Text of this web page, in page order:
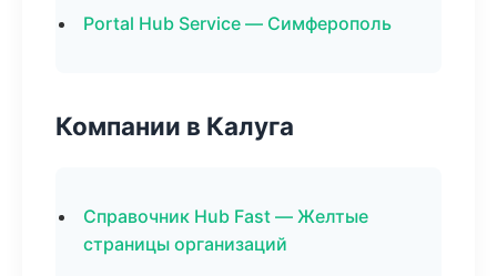
Portal Hub Service — Симферополь
Компании в Калуга
Справочник Hub Fast — Желтые
страницы организаций